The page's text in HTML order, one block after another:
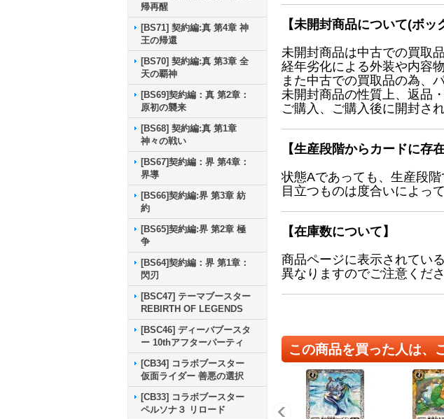
帰再醒
[BS71] 契約編:真 第4章 神
王の帰還
[BS70] 契約編:真 第3章 全
天の覇神
[BS69]契約編：真 第2章：
原初の襲来
[BS68] 契約編:真 第1章
神々の戦い
[BS67]契約編：界 第4章：
界導
[BS66]契約編:界 第3章 紡
約
[BS65]契約編:界 第2章 極
争
[BS64]契約編：界 第1章：
閃刃
[BSC47] テーマブースター
REBIRTH OF LEGENDS
[BSC46] ディーバブースタ
ー 10thアフターパーティ
[CB34] コラボブースター
仮面ライダー 善悪の選択
[CB33] コラボブースター
ペルソナ３ リロード
【未開封商品について(ボ
未開封商品は中古での買取
経年劣化による外装や内容
また中古での買取品の為、
未開封商品の性質上、返品
ご購入、ご購入後に開封さ
【生産段階からカードに存
状態Aであっても、生産段
目立つものは度合いによっ
【在庫数について】
商品ページに表示されてい
異なりますのでご注意くださ
この商品を買った人は、